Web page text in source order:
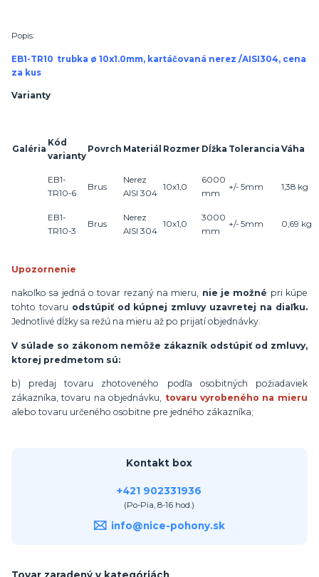
Popis:
EB1-TR10 trubka ø 10x1.0mm, kartáčovaná nerez /AISI304, cena
za kus
Varianty
Galéria
Kód
varianty
Povrch Materiál Rozmer Dĺžka Tolerancia Váha
EB1-
TR10-6
Brus
Nerez
AISI 304
10x1,0
6000
mm
+/- 5mm 1,38 kg
EB1-
TR10-3
Brus
Nerez
AISI 304
10x1,0
3000
mm
+/- 5mm 0,69 kg
Upozornenie
nakoľko sa jedná o tovar rezaný na mieru, nie je možné pri kúpe
tohto tovaru odstúpiť od kúpnej zmluvy uzavretej na diaľku.
Jednotlivé dĺžky sa režú na mieru až po prijatí objednávky.
V súlade so zákonom nemôže zákazník odstúpiť od zmluvy,
ktorej predmetom sú:
b) predaj tovaru zhotoveného podľa osobitných požiadaviek
zákazníka, tovaru na objednávku, tovaru vyrobeného na mieru
alebo tovaru určeného osobitne pre jedného zákazníka;
Kontakt box
+421 902331936
(Po-Pia, 8-16 hod.)
info@nice-pohony.sk